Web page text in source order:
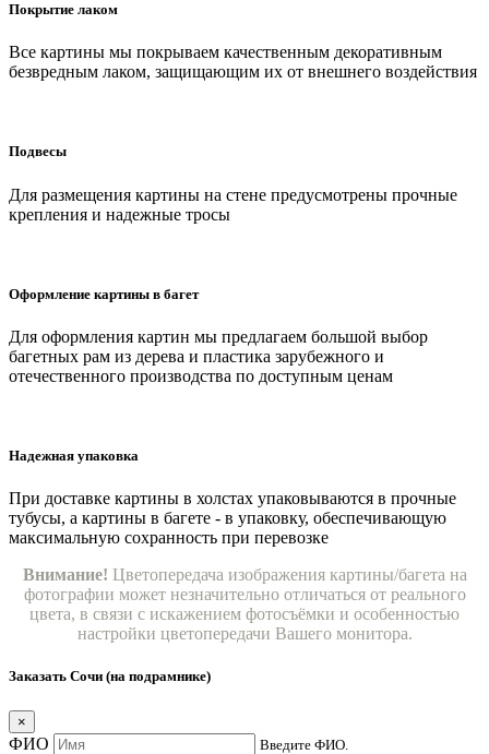
Покрытие лаком
Все картины мы покрываем качественным декоративным
безвредным лаком, защищающим их от внешнего воздействия
Подвесы
Для размещения картины на стене предусмотрены прочные
крепления и надежные тросы
Оформление картины в багет
Для оформления картин мы предлагаем большой выбор
багетных рам из дерева и пластика зарубежного и
отечественного производства по доступным ценам
Надежная упаковка
При доставке картины в холстах упаковываются в прочные
тубусы, а картины в багете - в упаковку, обеспечивающую
максимальную сохранность при перевозке
Внимание! Цветопередача изображения картины/багета на
фотографии может незначительно отличаться от реального
цвета, в связи с искажением фотосъёмки и особенностью
настройки цветопередачи Вашего монитора.
Заказать Сочи (на подрамнике)
×
ФИО Введите ФИО.